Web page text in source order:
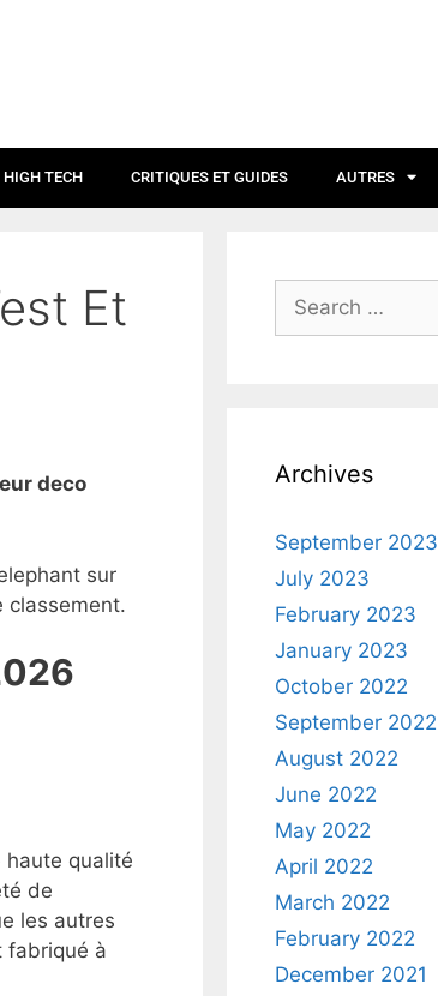
HIGH TECH CRITIQUES ET GUIDES AUTRES
Et
deco
sur
classement.
qualité
de
les autres
fabriqué à
Archives
September 2023
July 2023
February 2023
January 2023
October 2022
September 2022
August 2022
June 2022
May 2022
April 2022
March 2022
February 2022
December 2021